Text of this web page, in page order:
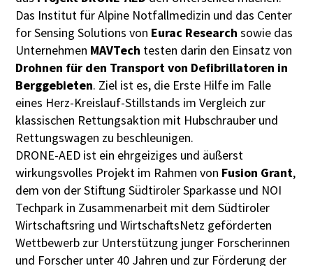
Das Institut für Alpine Notfallmedizin und das Center
for Sensing Solutions von Eurac Research sowie das
Unternehmen MAVTech testen darin den Einsatz von
Drohnen für den Transport von Defibrillatoren in
Berggebieten. Ziel ist es, die Erste Hilfe im Falle
eines Herz-Kreislauf-Stillstands im Vergleich zur
klassischen Rettungsaktion mit Hubschrauber und
Rettungswagen zu beschleunigen.
DRONE-AED ist ein ehrgeiziges und äußerst
wirkungsvolles Projekt im Rahmen von Fusion Grant,
dem von der Stiftung Südtiroler Sparkasse und NOI
Techpark in Zusammenarbeit mit dem Südtiroler
Wirtschaftsring und WirtschaftsNetz geförderten
Wettbewerb zur Unterstützung junger Forscherinnen
und Forscher unter 40 Jahren und zur Förderung der